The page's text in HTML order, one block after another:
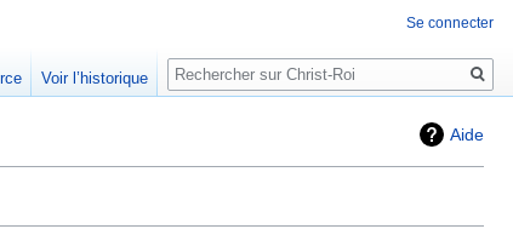
Aide
Se connecter
Voir l’historique
Rechercher